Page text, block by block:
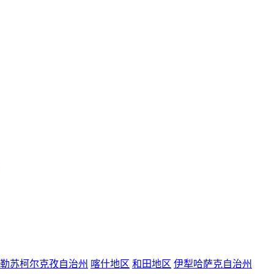
苏柯尔克孜自治州 喀什地区 和田地区 伊犁哈萨克自治州